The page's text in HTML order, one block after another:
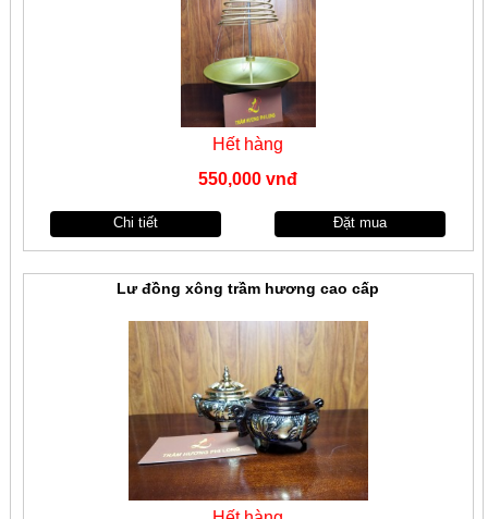
Hết hàng
550,000 vnđ
Chi tiết Đặt mua
Lư đồng xông trầm hương cao cấp